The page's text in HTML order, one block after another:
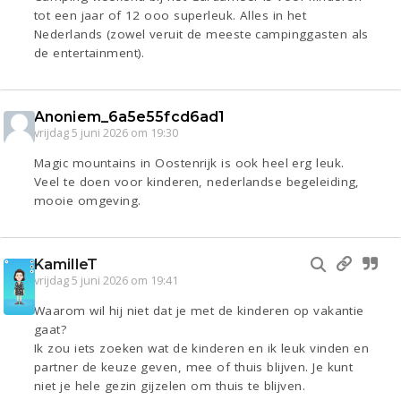
tot een jaar of 12 ooo superleuk. Alles in het
Nederlands (zowel veruit de meeste campinggasten als
de entertainment).
Anoniem_6a5e55fcd6ad1
vrijdag 5 juni 2026 om 19:30
Magic mountains in Oostenrijk is ook heel erg leuk.
Veel te doen voor kinderen, nederlandse begeleiding,
mooie omgeving.
KamilleT
vrijdag 5 juni 2026 om 19:41
Waarom wil hij niet dat je met de kinderen op vakantie
gaat?
Ik zou iets zoeken wat de kinderen en ik leuk vinden en
partner de keuze geven, mee of thuis blijven. Je kunt
niet je hele gezin gijzelen om thuis te blijven.